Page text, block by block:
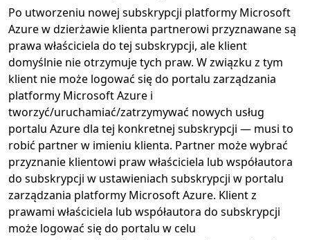
Po utworzeniu nowej subskrypcji platformy Microsoft
Azure w dzierżawie klienta partnerowi przyznawane są
prawa właściciela do tej subskrypcji, ale klient
domyślnie nie otrzymuje tych praw. W związku z tym
klient nie może logować się do portalu zarządzania
platformy Microsoft Azure i
tworzyć/uruchamiać/zatrzymywać nowych usług
portalu Azure dla tej konkretnej subskrypcji — musi to
robić partner w imieniu klienta. Partner może wybrać
przyznanie klientowi praw właściciela lub współautora
do subskrypcji w ustawieniach subskrypcji w portalu
zarządzania platformy Microsoft Azure. Klient z
prawami właściciela lub współautora do subskrypcji
może logować się do portalu w celu